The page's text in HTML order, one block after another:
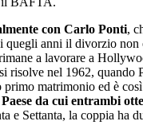
con Carlo Ponti,
quegli anni il divorzio non
a lavorare a
risolve nel 1962, quando
primo matrimonio ed è
da cui entrambi
e Settanta, la coppia ha